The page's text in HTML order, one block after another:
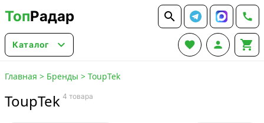
ТопРадар  
Каталог    
Главная > Бренды > ToupTek
ToupTek 4 товара